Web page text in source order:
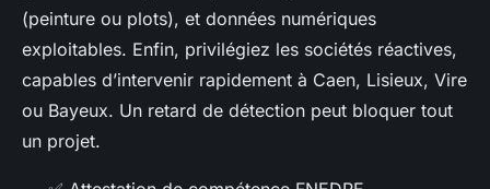
(peinture ou plots), et données numériques
exploitables. Enfin, privilégiez les sociétés réactives,
capables d’intervenir rapidement à Caen, Lisieux, Vire
ou Bayeux. Un retard de détection peut bloquer tout
un projet.